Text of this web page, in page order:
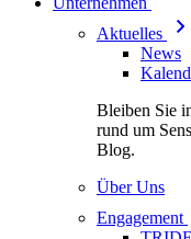
Aktuelles
News
Bleiben Sie
rund um
Blog.
Über Uns
Engagement